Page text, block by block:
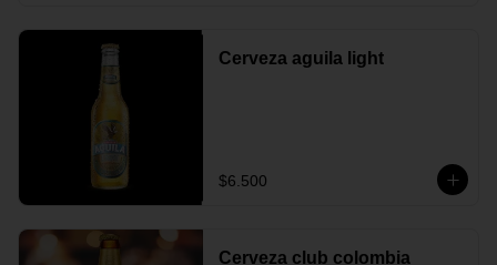
Cerveza aguila light
$6.500
Cerveza club colombia